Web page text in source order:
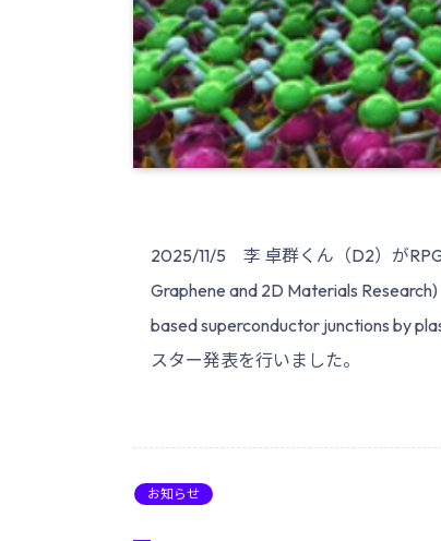
2025/11/5 李 卓群くん（D2）が
Graphene and 2D Materials
based superconductor junctions by
スター発表を行いました。
お知らせ